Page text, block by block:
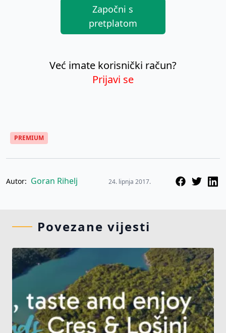
Započni s
pretplatom
Već imate korisnički račun?
Prijavi se
PREMIUM
Autor: Goran Rihelj 24. lipnja 2017.
Povezane vijesti